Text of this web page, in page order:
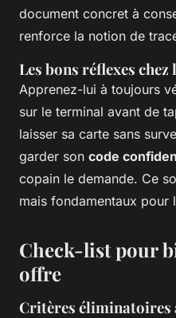
document concret à
renforce la notion de
Les bons réflexes
Apprenez-lui à toujours
sur le terminal avant de
laisser sa carte sans
garder son code
copain le demande. Ce
mais fondamentaux pour
Check-list pour
offre
Critères éliminatoires